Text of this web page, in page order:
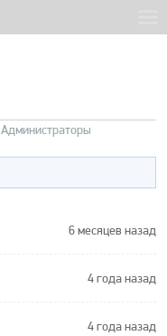
Администраторы
6 месяцев назад
4 года назад
4 года назад